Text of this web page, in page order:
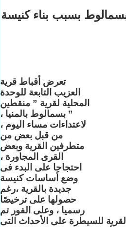
بسبب بناء كنيسة
تعرض أقباط قرية
العزيب التابعة للوحدة
المحلية لقرية ” منقطين
” بسمالوط بالمنيا ،
لاعتداءات مساء اليوم ،
من قبل بعض من
متطرفين القرية وبعض
القرى المجاورة ،
احتجاجا على البدء فى
وضع أساسات كنيسة
جديدة بالقرية ،رغم
حصولها على ترخيصًا
رسميا ، وعلى الفور تم
للسيطرة على الأحداث التى